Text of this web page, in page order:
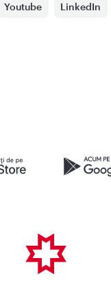
Youtube LinkedIn